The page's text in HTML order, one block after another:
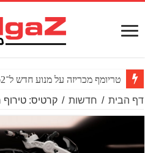
טריומף מכריזה על מנוע חדש ל־Moto2 ב־2027
דף הבית / חדשות / קרטיס: